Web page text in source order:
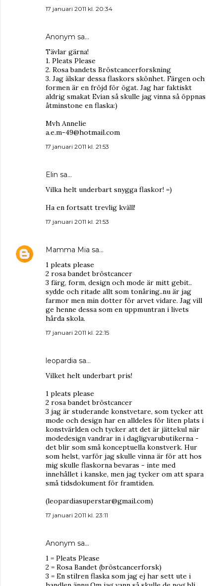
17 januari 2011 kl. 20:34
Anonym sa…
Tävlar gärna!
1. Pleats Please
2. Rosa bandets Bröstcancerforskning
3. Jag älskar dessa flaskors skönhet. Färgen och
formen är en fröjd för ögat. Jag har faktiskt
aldrig smakat Evian så skulle jag vinna så öppnas
åtminstone en flaska:)
Mvh Annelie
a.e.m-49@hotmail.com
17 januari 2011 kl. 21:53
Elin sa…
Vilka helt underbart snygga flaskor! =)
Ha en fortsatt trevlig kväll!
17 januari 2011 kl. 21:53
Mamma Mia sa…
1 pleats please
2 rosa bandet bröstcancer
3 färg, form, design och mode är mitt gebit..
sydde och ritade allt som tonåring..nu är jag
farmor men min dotter för arvet vidare. Jag vill
ge henne dessa som en uppmuntran i livets
hårda skola.
17 januari 2011 kl. 22:15
leopardia sa…
Vilket helt underbart pris!
1 pleats please
2 rosa bandet bröstcancer
3 jag är studerande konstvetare, som tycker att
mode och design har en alldeles för liten plats i
konstvärlden och tycker att det är jättekul när
modedesign vandrar in i dagligvarubutikerna -
det blir som små konceptuella konstverk. Hur
som helst, varför jag skulle vinna är för att hos
mig skulle flaskorna bevaras - inte med
innehållet i kanske, men jag tycker om att spara
små tidsdokument för framtiden.
(leopardiasuperstar@gmail.com)
17 januari 2011 kl. 23:11
Anonym sa…
1 = Pleats Please
2 = Rosa Bandet (bröstcancerforsk)
3 = En stilren flaska som jag ej har sett ute i